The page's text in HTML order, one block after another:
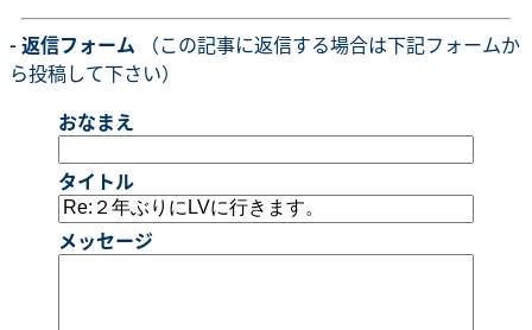
- 返信フォーム （この記事に返信する場合は下記フォームか
ら投稿して下さい）
おなまえ
タイトル
メッセージ